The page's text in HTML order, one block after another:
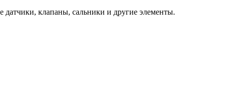
датчики, клапаны, сальники и другие элементы.